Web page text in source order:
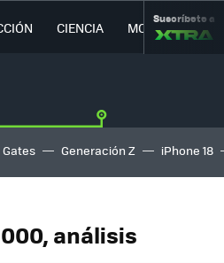
CIENCIA MOVILIDAD
Suscríbete a
Gates Generación Z iPhone 18
análisis